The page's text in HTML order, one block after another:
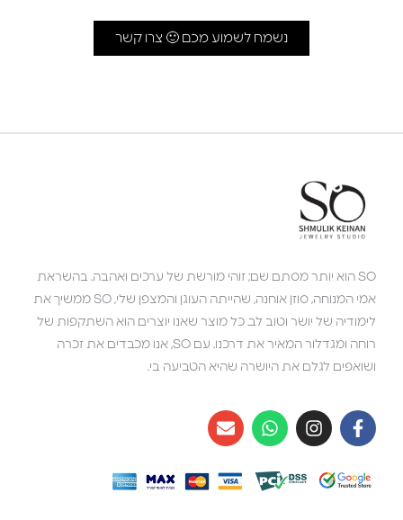
נשמח לשמוע מכם 🙂 צרו קשר
SO הוא יותר מסתם שם; זוהי מורשת של ערכים ואהבה. בהשראת
אמי המנוחה, סוזן אוחנה, שהייתה העוגן והמצפן שלי, SO ממשיך את
לימודיה של יושר וטוב לב. כל מוצר שאנו יוצרים הוא השתקפות של
רוחה ומגדלור המאיר את דרכנו. עם SO, אנו מכבדים את זכרה
ושואפים לגלם את היושרה שהיא הטביעה בי.